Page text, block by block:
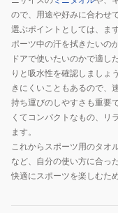
ので、用途や好みに合わせ
選ぶポイントとしては、ま
ポーツ中の汗を拭きたいの
ドアで使いたいのかで適し
りと吸水性を確認しましょ
きにくいこともあるので、
持ち運びのしやすさも重要
くてコンパクトなもの、リ
ます。
これからスポーツ用のタオ
など、自分の使い方に合っ
快適にスポーツを楽しむた